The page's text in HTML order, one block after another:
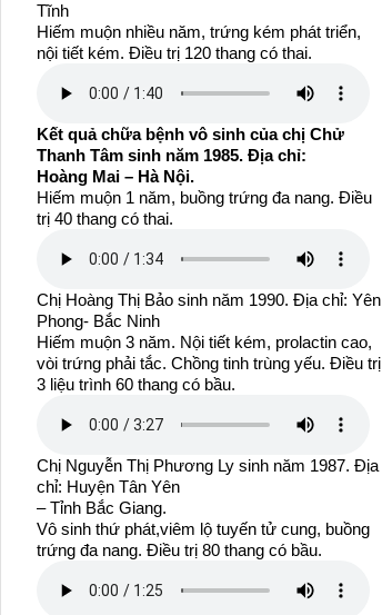
Tĩnh
Hiếm muộn nhiều năm, trứng kém phát triển,
nội tiết kém. Điều trị 120 thang có thai.
Kết quả chữa bệnh vô sinh của chị Chử
Thanh Tâm sinh năm 1985. Địa chỉ:
Hoàng Mai – Hà Nội.
Hiếm muộn 1 năm, buồng trứng đa nang. Điều
trị 40 thang có thai.
Chị Hoàng Thị Bảo sinh năm 1990. Địa chỉ: Yên
Phong- Bắc Ninh
Hiếm muộn 3 năm. Nội tiết kém, prolactin cao,
vòi trứng phải tắc. Chồng tinh trùng yếu. Điều trị
3 liệu trình 60 thang có bầu.
Chị Nguyễn Thị Phương Ly sinh năm 1987. Địa
chỉ: Huyện Tân Yên
– Tỉnh Bắc Giang.
Vô sinh thứ phát,viêm lộ tuyến tử cung, buồng
trứng đa nang. Điều trị 80 thang có bầu.